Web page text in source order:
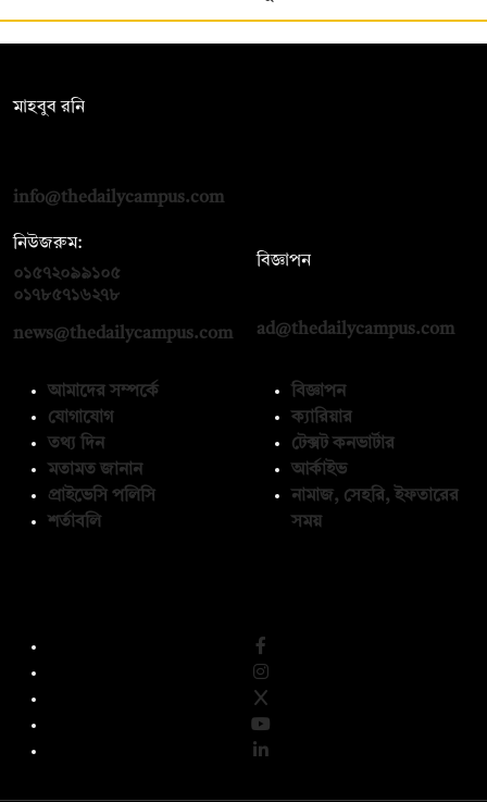
মাহবুব রনি
info@thedailycampus.com
নিউজরুম:
০১৫৭২০৯৯১০৫
০১৭৮৫৭১৬২৭৮
news@thedailycampus.com
বিজ্ঞাপন
ad@thedailycampus.com
আমাদের সম্পর্কে
যোগাযোগ
তথ্য দিন
মতামত জানান
প্রাইভেসি পলিসি
শর্তাবলি
বিজ্ঞাপন
ক্যারিয়ার
টেক্সট কনভার্টার
আর্কাইভ
নামাজ, সেহরি, ইফতারের
সময়